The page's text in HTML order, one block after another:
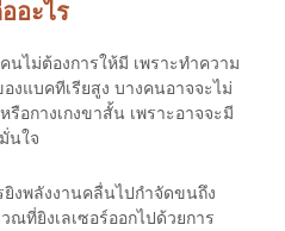
อะไร
ไม่ต้องการให้มี เพราะทำความ
งแบคทีเรียสูง บางคนอาจจะไม่
รือกางเกงขาสั้น เพราะอาจจะมี
นใจ
ยิงพลังงานคลื่นไปกำจัดขนถึง
ที่ยิงเลเซอร์ออกไปด้วยการ